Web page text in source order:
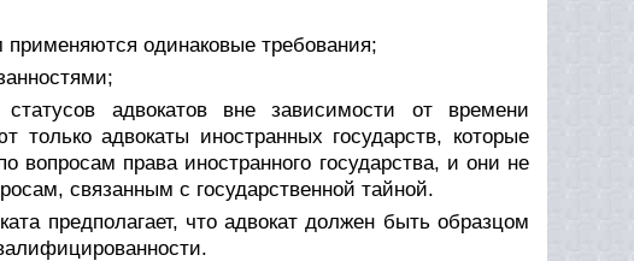
применяются одинаковые требования;
статусов адвокатов вне зависимости от времени
только адвокаты иностранных государств, которые
права иностранного государства, и они не
связанным с государственной тайной.
предполагает, что адвокат должен быть образцом